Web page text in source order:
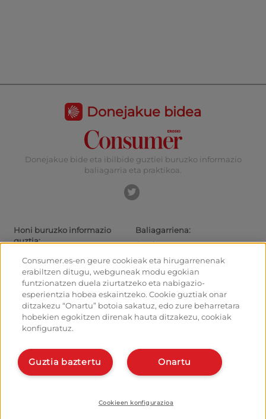
Donejakue bidea
Donejakue bide eta ibilbide guztiei buruzko informazio
baliagarria eta praktikoa.
Honi buruzko informazio
guztia:
Donejakue bidea bizikletaz
Aterpetxeak
Monumentuak
Foroa
Donejakue bideko argazkiak
Baliagarriena:
Gaurkotasuna
Irteeretara nola iritsi
Nola irten Santiagotik
Kalkulagailua
Historia
Ostalariak:
Eman alta zure aterpeari
Ezagut gaitzazu:
Eman alta planifikatzailean
Bideko aplikazioak
Consumer.es-en geure cookieak eta hirugarrenenak
erabiltzen ditugu, webguneak modu egokian
funtzionatzen duela ziurtatzeko eta nabigazio-
esperientzia hobea eskaintzeko. Cookie guztiak onar
ditzakezu “Onartu” botoia sakatuz, edo zure beharretara
hobekien egokitzen direnak hauta ditzakezu, cookiak
konfiguratuz.
Onartu
Guztia baztertu
Cookieen konfigurazioa